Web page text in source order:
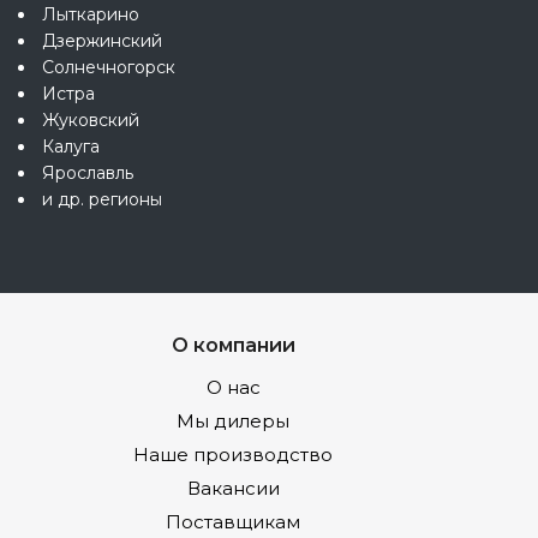
Лыткарино
Дзержинский
Солнечногорск
Истра
Жуковский
Калуга
Ярославль
и др. регионы
О компании
О нас
Мы дилеры
Наше производство
Вакансии
Поставщикам